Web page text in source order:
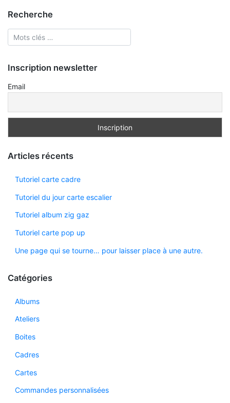
Recherche
Inscription newsletter
Email
Articles récents
Tutoriel carte cadre
Tutoriel du jour carte escalier
Tutoriel album zig gaz
Tutoriel carte pop up
Une page qui se tourne… pour laisser place à une autre.
Catégories
Albums
Ateliers
Boites
Cadres
Cartes
Commandes personnalisées